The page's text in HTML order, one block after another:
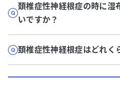
頚椎症性神経根症の時に湿
いですか？
頚椎症性神経根症はどれく